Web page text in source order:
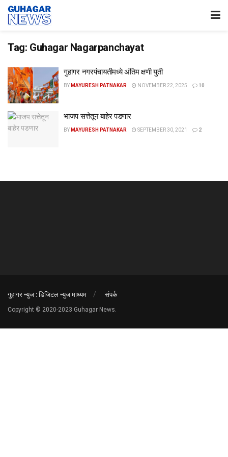
Tag: Guhagar Nagarpanchayat
गुहागर नगरपंचायतीमध्ये अंतिम क्षणी युती
BY MAYURESH PATNAKAR NOVEMBER 22, 2025 10
भाजप सत्तेतून बाहेर पडणार
BY MAYURESH PATNAKAR SEPTEMBER 30, 2021 2
गुहागर न्युज : डिजिटल न्युज माध्यम संपर्क
Copyright © 2020-2023 Guhagar News.